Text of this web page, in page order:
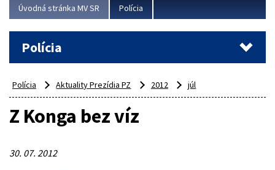
Úvodná stránka MV SR Polícia
Polícia
Polícia Aktuality Prezídia PZ 2012 júl
Z Konga bez víz
30. 07. 2012